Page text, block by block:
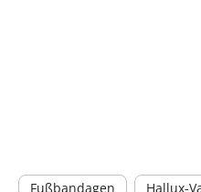
Fußbandagen Hallux-